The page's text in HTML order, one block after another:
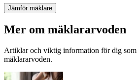
Jämför mäklare
Mer om mäklararvoden
Artiklar och viktig information för dig
mäklararvoden.